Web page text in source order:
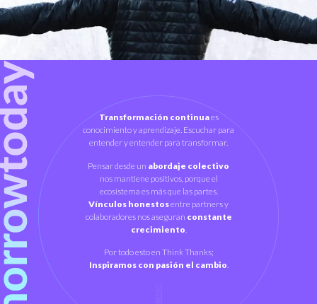
Transformación continuaes
conocimiento y aprendizaje. Escuchar para
entender y entender para transformar.
Pensar desde un abordaje colectivo
nos mantiene positivos, porque el
ecosistema es más que las partes.
Vínculos honestosentre partners y
colaboradores nos aseguran constante
crecimiento
Por todo esto en Think Thanks;
Inspiramos con pasión el cambio.